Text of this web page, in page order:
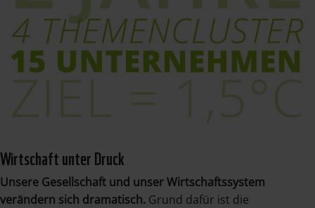
Wirtschaft unter Druck
Unsere Gesellschaft und unser Wirtschaftssystem
verändern sich dramatisch. Grund dafür ist die